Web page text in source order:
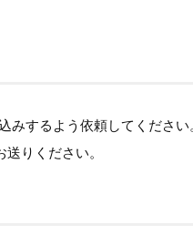
するよう依頼してください
りください。